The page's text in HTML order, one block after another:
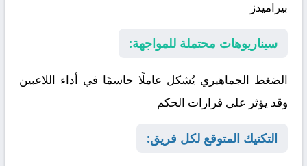
بيراميدز
سيناريوهات محتملة للمواجهة:
الضغط الجماهيري يُشكل عاملًا حاسمًا في أداء اللاعبين
وقد يؤثر على قرارات الحكم
التكتيك المتوقع لكل فريق: